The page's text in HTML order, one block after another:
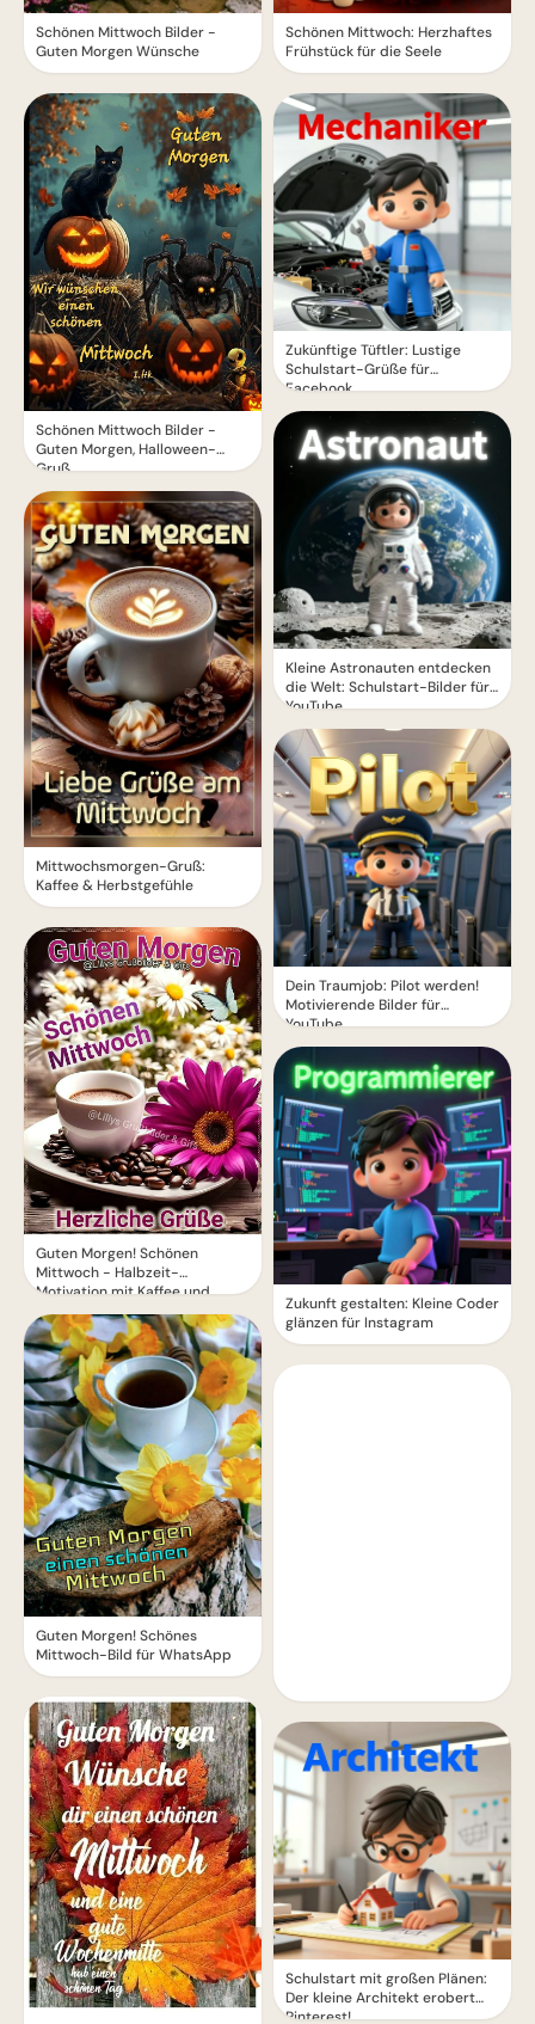
Schönen Mittwoch Bilder -
Guten Morgen Wünsche
Schönen Mittwoch Bilder -
Guten Morgen, Halloween-
Gruß
Mittwochsmorgen-Gruß:
Kaffee & Herbstgefühle
Guten Morgen! Schönen
Mittwoch - Halbzeit-
Motivation mit Kaffee und
Blumen
Guten Morgen! Schönes
Mittwoch-Bild für WhatsApp
Schönen Mittwoch: Herzhaftes
Frühstück für die Seele
Zukünftige Tüftler: Lustige
Schulstart-Grüße für
Facebook
Kleine Astronauten entdecken
die Welt: Schulstart-Bilder für
YouTube
Dein Traumjob: Pilot werden!
Motivierende Bilder für
YouTube
Zukunft gestalten: Kleine Coder
glänzen für Instagram
Schulstart mit großen Plänen:
Der kleine Architekt erobert
Pinterest!